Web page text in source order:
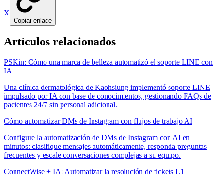
X
Copiar enlace
Artículos relacionados
PSKin: Cómo una marca de belleza automatizó el soporte LINE con
IA
Una clínica dermatológica de Kaohsiung implementó soporte LINE
impulsado por IA con base de conocimientos, gestionando FAQs de
pacientes 24/7 sin personal adicional.
Cómo automatizar DMs de Instagram con flujos de trabajo AI
Configure la automatización de DMs de Instagram con AI en
minutos: clasifique mensajes automáticamente, responda preguntas
frecuentes y escale conversaciones complejas a su equipo.
ConnectWise + IA: Automatizar la resolución de tickets L1